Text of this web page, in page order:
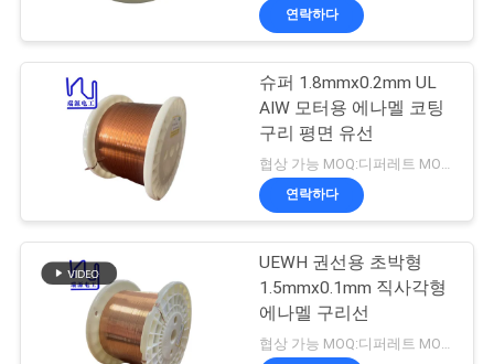
행
관
초미세 에나멜 동선
미국 관세 위원회 리
츠 와이어
522
연락하다
슈퍼 1.8mmx0.2mm UL
AIW 모터용 에나멜 코팅
구리 평면 유선
협상 가능 MOQ:디퍼레트 MOQ와 다른 유형
연락하다
UEWH 권선용 초박형
1.5mmx0.1mm 직사각형
에나멜 구리선